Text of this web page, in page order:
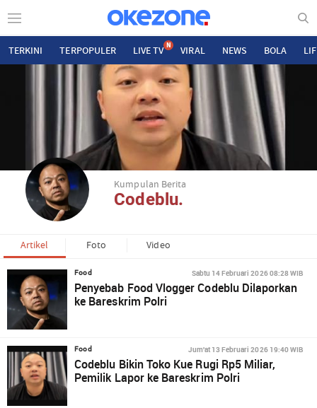
TERKINI TERPOPULER LIVE TV N VIRAL NEWS BOLA
Kumpulan Berita
Codeblu.
Artikel Foto Video
Food Sabtu 14 Februari 2026 08:28 WIB
Penyebab Food Vlogger Codeblu Dilaporkan
ke Bareskrim Polri
Food Jum'at 13 Februari 2026 19:40 WIB
Codeblu Bikin Toko Kue Rugi Rp5 Miliar,
Pemilik Lapor ke Bareskrim Polri